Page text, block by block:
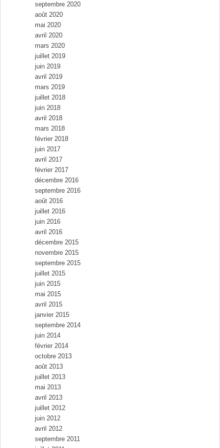
septembre 2020
août 2020
mai 2020
avril 2020
mars 2020
juillet 2019
juin 2019
avril 2019
mars 2019
juillet 2018
juin 2018
avril 2018
mars 2018
février 2018
juin 2017
avril 2017
février 2017
décembre 2016
septembre 2016
août 2016
juillet 2016
juin 2016
avril 2016
décembre 2015
novembre 2015
septembre 2015
juillet 2015
juin 2015
mai 2015
avril 2015
janvier 2015
septembre 2014
juin 2014
février 2014
octobre 2013
août 2013
juillet 2013
mai 2013
avril 2013
juillet 2012
juin 2012
avril 2012
septembre 2011